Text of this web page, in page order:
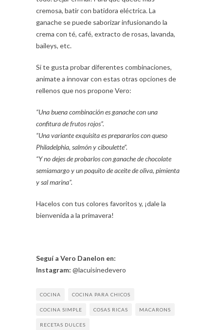
cremosa, batir con batidora eléctrica. La
ganache se puede saborizar infusionando la
crema con té, café, extracto de rosas, lavanda,
baileys, etc.
Si te gusta probar diferentes combinaciones,
animate a innovar con estas otras opciones de
rellenos que nos propone Vero:
“Una buena combinación es ganache con una
confitura de frutos rojos”.
“Una variante exquisita es prepararlos con queso
Philadelphia, salmón y ciboulette”.
“Y no dejes de probarlos con ganache de chocolate
semiamargo y un poquito de aceite de oliva, pimienta
y sal marina”.
Hacelos con tus colores favoritos y, ¡dale la
bienvenida a la primavera!
Seguí a Vero Danelon en:
Instagram: @lacuisinedevero
COCINA COCINA PARA CHICOS
COCINA SIMPLE COSAS RICAS MACARONS
RECETAS DULCES